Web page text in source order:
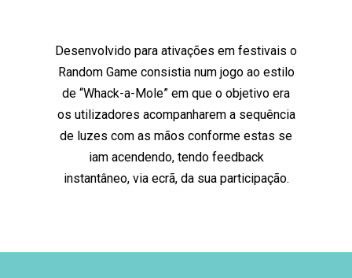
Desenvolvido para ativações em festivais o
Random Game consistia num jogo ao estilo
de “Whack-a-Mole” em que o objetivo era
os utilizadores acompanharem a sequência
de luzes com as mãos conforme estas se
iam acendendo, tendo feedback
instantâneo, via ecrã, da sua participação.